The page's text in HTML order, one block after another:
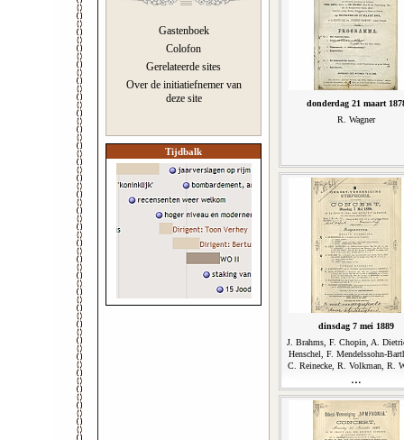
Gastenboek
Colofon
Gerelateerde sites
Over de initiatiefnemer van
deze site
Tijdbalk
donderdag 21 maart
R. Wagner
dinsdag 7 mei 1889
J. Brahms, F. Chopin, A.
Henschel, F. Mendelssohn-
C. Reinecke, R. Volkman, R.